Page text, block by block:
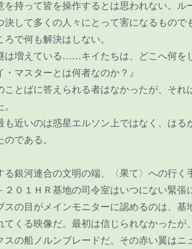
を持って皆を操作するとは思われない。ル
して多くの人々にとって害になるもので
で何も解決はしない。
は増えている ……キイたちは、どこへ何
マスターとは何者なのか？』
とばに答えられる者はなかったが、それ
近いのは惑星エルソン上ではなく、はる
である。
銀河連合の文明の端、〈果て〉への行く
０１ＨＲ基地の司令室はいつにない緊張
の目がメインモニターに認めるのは、基
てくる映像だ。最初は信じられなかったが
スの船ノルンブレードだ。その赤い翼はニ